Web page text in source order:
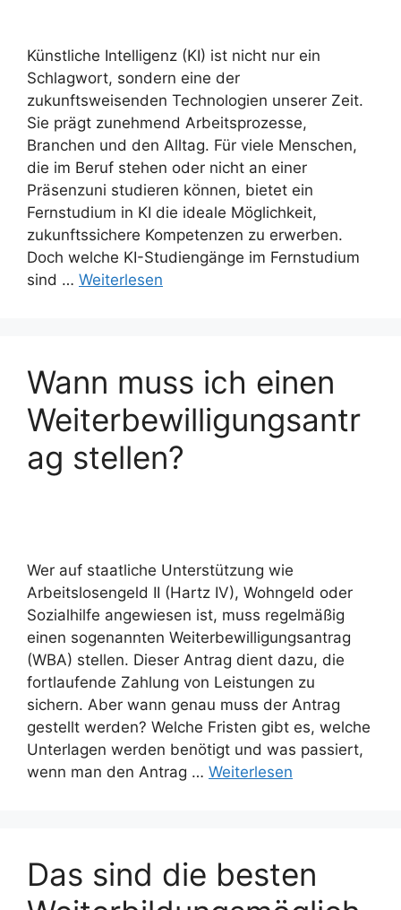
Künstliche Intelligenz (KI) ist nicht nur ein
Schlagwort, sondern eine der
zukunftsweisenden Technologien unserer Zeit.
Sie prägt zunehmend Arbeitsprozesse,
Branchen und den Alltag. Für viele Menschen,
die im Beruf stehen oder nicht an einer
Präsenzuni studieren können, bietet ein
Fernstudium in KI die ideale Möglichkeit,
zukunftssichere Kompetenzen zu erwerben.
Doch welche KI-Studiengänge im Fernstudium
sind … Weiterlesen
Wann muss ich einen
Weiterbewilligungsantr
ag stellen?
Wer auf staatliche Unterstützung wie
Arbeitslosengeld II (Hartz IV), Wohngeld oder
Sozialhilfe angewiesen ist, muss regelmäßig
einen sogenannten Weiterbewilligungsantrag
(WBA) stellen. Dieser Antrag dient dazu, die
fortlaufende Zahlung von Leistungen zu
sichern. Aber wann genau muss der Antrag
gestellt werden? Welche Fristen gibt es, welche
Unterlagen werden benötigt und was passiert,
wenn man den Antrag … Weiterlesen
Das sind die besten